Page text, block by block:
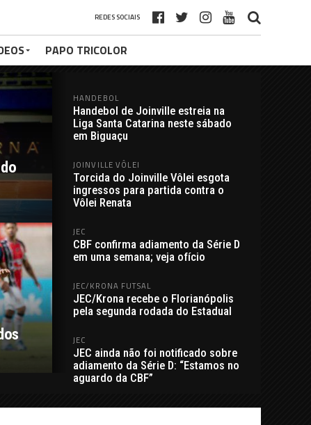
REDES SOCIAIS
PAPO TRICOLOR
HANDEBOL
Handebol de Joinville estreia na
Liga Santa Catarina neste sábado
em Biguaçu
JOINVILLE VÔLEI
Torcida do Joinville Vôlei esgota
ingressos para partida contra o
Vôlei Renata
JEC
CBF confirma adiamento da Série D
em uma semana; veja ofício
JEC/KRONA FUTSAL
JEC/Krona recebe o Florianópolis
pela segunda rodada do Estadual
JEC
JEC ainda não foi notificado sobre
adiamento da Série D: “Estamos no
aguardo da CBF”